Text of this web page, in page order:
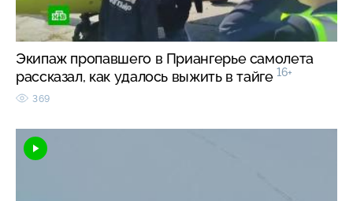
Экипаж пропавшего в Приангерье самолета
рассказал, как удалось выжить в тайге 16+
369